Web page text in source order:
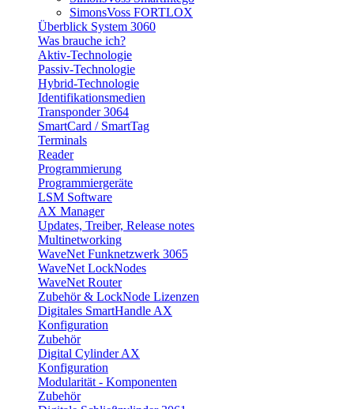
SimonsVoss FORTLOX
Überblick System 3060
Was brauche ich?
Aktiv-Technologie
Passiv-Technologie
Hybrid-Technologie
Identifikationsmedien
Transponder 3064
SmartCard / SmartTag
Terminals
Reader
Programmierung
Programmiergeräte
LSM Software
AX Manager
Updates, Treiber, Release notes
Multinetworking
WaveNet Funknetzwerk 3065
WaveNet LockNodes
WaveNet Router
Zubehör & LockNode Lizenzen
Digitales SmartHandle AX
Konfiguration
Zubehör
Digital Cylinder AX
Konfiguration
Modularität - Komponenten
Zubehör